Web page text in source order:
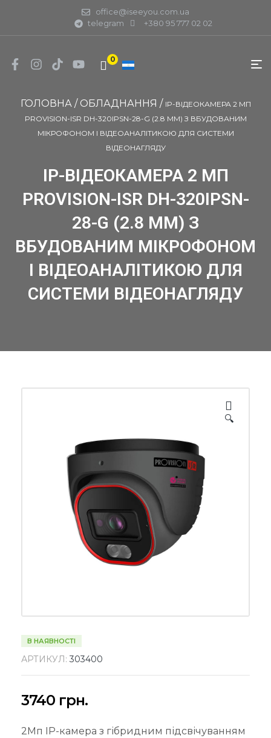
office@iseeyou.com.ua
telegram
+380 95 777 02 02
0
ГОЛОВНА/ ОБЛАДНАННЯ / IP-ВІДЕОКАМЕРА 2 МП
PROVISION-ISR DH-320IPSN-28-G (2.8 ММ) З ВБУДОВАНИМ
МІКРОФОНОМ І ВІДЕОАНАЛІТИКОЮ ДЛЯ СИСТЕМИ
ВІДЕОНАГЛЯДУ
IP-ВІДЕОКАМЕРА 2 МП
PROVISION-ISR DH-320IPSN-
28-G (2.8 ММ) З
ВБУДОВАНИМ МІКРОФОНОМ
І ВІДЕОАНАЛІТИКОЮ ДЛЯ
СИСТЕМИ ВІДЕОНАГЛЯДУ
🔍
В НАЯВНОСТІ
АРТИКУЛ: 303400
3740 грн.
2Мп IP-камера з гібридним підсвічуванням